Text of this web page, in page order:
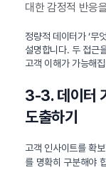
대한 감정적 반응
정량적 데이터가 ‘무
설명합니다. 두 접근
고객 이해가 가능해
3-3. 데이터
도출하기
고객 인사이트를 확
를 명확히 구분해야